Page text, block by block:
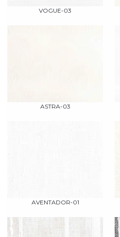
VOGUE-03
ASTRA-03
AVENTADOR-01